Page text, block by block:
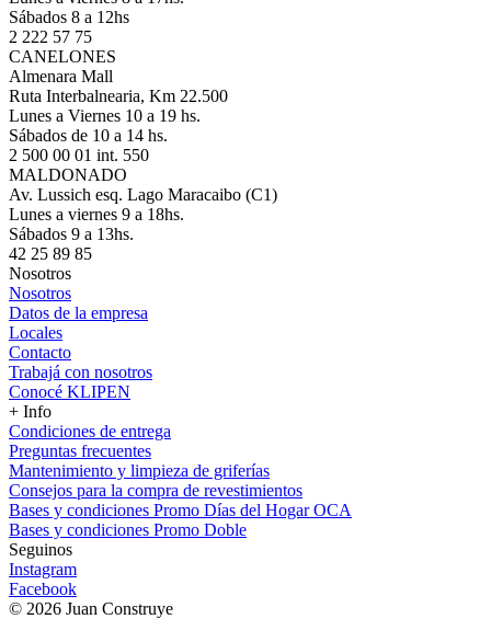
Sábados 8 a 12hs
2 222 57 75
CANELONES
Almenara Mall
Ruta Interbalnearia, Km 22.500
Lunes a Viernes 10 a 19 hs.
Sábados de 10 a 14 hs.
2 500 00 01 int. 550
MALDONADO
Av. Lussich esq. Lago Maracaibo (C1)
Lunes a viernes 9 a 18hs.
Sábados 9 a 13hs.
42 25 89 85
Nosotros
Nosotros
Datos de la empresa
Locales
Contacto
Trabajá con nosotros
Conocé KLIPEN
+ Info
Condiciones de entrega
Preguntas frecuentes
Mantenimiento y limpieza de griferías
Consejos para la compra de revestimientos
Bases y condiciones Promo Días del Hogar OCA
Bases y condiciones Promo Doble
Seguinos
Instagram
Facebook
© 2026 Juan Construye